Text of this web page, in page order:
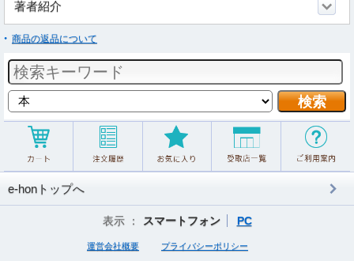
著者紹介
商品の返品について
e-honトップへ
表示 ： スマートフォン PC
運営会社概要 プライバシーポリシー